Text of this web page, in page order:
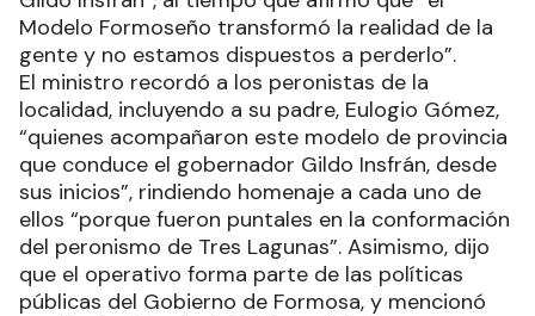
Modelo Formoseño transformó la realidad de la
gente y no estamos dispuestos a perderlo”.
El ministro recordó a los peronistas de la
localidad, incluyendo a su padre, Eulogio Gómez,
“quienes acompañaron este modelo de provincia
que conduce el gobernador Gildo Insfrán, desde
sus inicios”, rindiendo homenaje a cada uno de
ellos “porque fueron puntales en la conformación
del peronismo de Tres Lagunas”. Asimismo, dijo
que el operativo forma parte de las políticas
públicas del Gobierno de Formosa, y mencionó